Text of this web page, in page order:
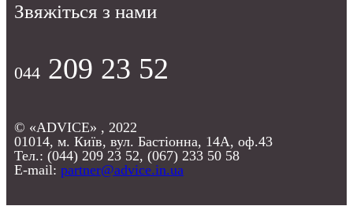
Звяжіться з нами
044 209 23 52
© «ADVICE» , 2022
01014, м. Київ, вул. Бастіонна, 14А, оф.43
Тел.: (044) 209 23 52, (067) 233 50 58
E-mail: partner@advice.in.ua